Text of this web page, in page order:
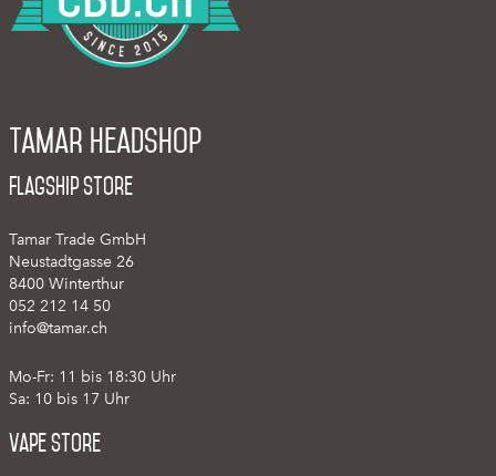
Tamar Headshop
Flagship Store
Tamar Trade GmbH
Neustadtgasse 26
8400 Winterthur
052 212 14 50
info@tamar.ch
Mo-Fr: 11 bis 18:30 Uhr
Sa: 10 bis 17 Uhr
Vape Store